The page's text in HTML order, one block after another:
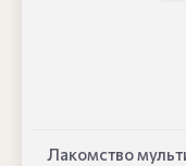
Лакомство